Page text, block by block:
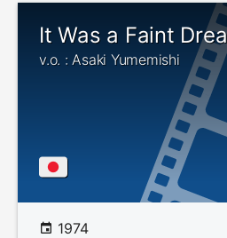
It Was a Faint
v.o. : Asaki Yumemishi
1974